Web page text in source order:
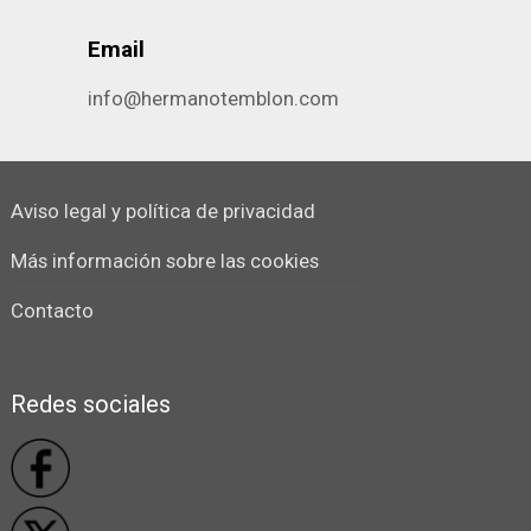
Email
info@hermanotemblon.com
Aviso legal y política de privacidad
Más información sobre las cookies
Contacto
Redes sociales